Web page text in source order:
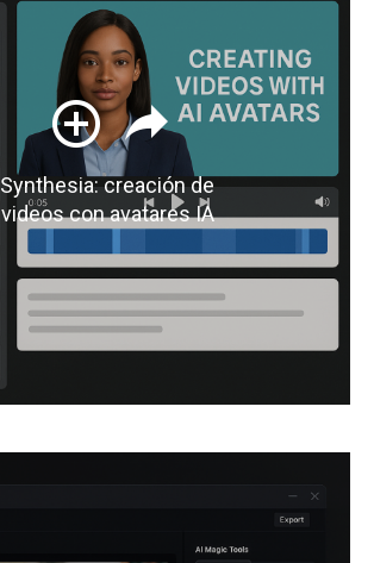
Synthesia: creación de
videos con avatares IA